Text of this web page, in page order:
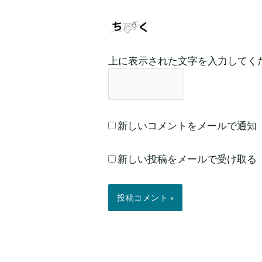
上に表示された文字を入力してく
新しいコメントをメールで通知
新しい投稿をメールで受け取る